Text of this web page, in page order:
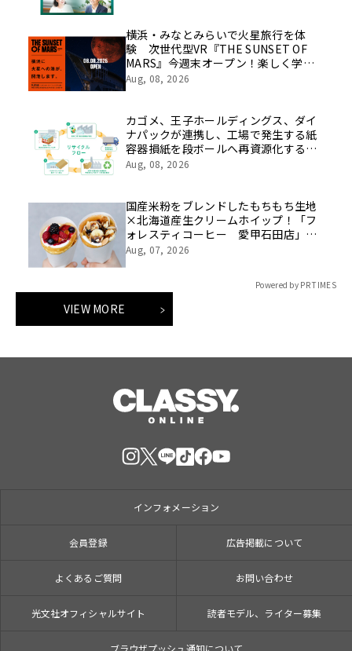
横浜・みなとみらいで火星旅行を体
験 次世代型VR『THE SUNSET OF
MARS』今週末オープン！楽しく学べ
るパネル展やワークショップなど関連
Aug, 08, 2026
カゴメ、王子ホールディングス、ダイ
ナパックが連携し、工場で発生する紙
容器損紙を段ボールへ再資源化する実
証を開始
Aug, 08, 2026
国産米粉をブレンドしたもちもち生地
×北海道産生クリームホイップ！「フ
ォレスティコーヒー 愛甲石田店」に
て、８月１７日（月）からクレープ販
Aug, 07, 2026
Powered by PR TIMES
VIEW MORE
インフォメーション
会員登録 広告掲載について
よくあるご質問 お問い合わせ
光文社オフィシャルサイト 読者モデル、ライター募集
ブラウザプッシュ通知について